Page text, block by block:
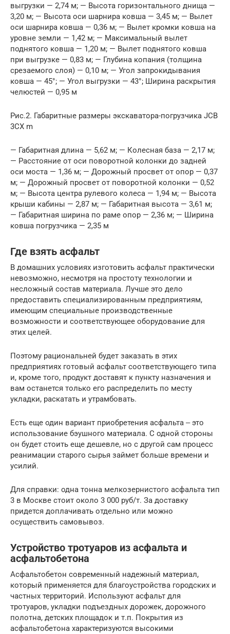
выгрузки — 2,74 м; — Высота горизонтального днища —
3,20 м; — Высота оси шарнира ковша — 3,45 м; — Вылет
оси шарнира ковша — 0,36 м; — Вылет кромки ковша на
уровне земли — 1,42 м; — Максимальный вылет
поднятого ковша — 1,20 м; — Вылет поднятого ковша
при выгрузке — 0,83 м; — Глубина копания (толщина
срезаемого слоя) — 0,10 м; — Угол запрокидывания
ковша — 45°; — Угол выгрузки — 43°; Ширина раскрытия
челюстей — 0,95 м
Рис.2. Габаритные размеры экскаватора-погрузчика JCB
3CX m
— Габаритная длина — 5,62 м; — Колесная база — 2,17 м;
— Расстояние от оси поворотной колонки до задней
оси моста — 1,36 м; — Дорожный просвет от опор — 0,37
м; — Дорожный просвет от поворотной колонки — 0,52
м; — Высота центра рулевого колеса — 1,94 м; — Высота
крыши кабины — 2,87 м; — Габаритная высота — 3,61 м;
— Габаритная ширина по раме опор — 2,36 м; — Ширина
ковша погрузчика — 2,35 м
Где взять асфальт
В домашних условиях изготовить асфальт практически
невозможно, несмотря на простоту технологии и
несложный состав материала. Лучше это дело
предоставить специализированным предприятиям,
имеющим специальные производственные
возможности и соответствующее оборудование для
этих целей.
Поэтому рациональней будет заказать в этих
предприятиях готовый асфальт соответствующего типа
и, кроме того, продукт доставят к пункту назначения и
вам останется только его распределить по месту
укладки, раскатать и утрамбовать.
Есть еще один вариант приобретения асфальта ‒ это
использование бэушного материала. С одной стороны
он будет стоить еще дешевле, но с другой сам процесс
реанимации старого сырья займет больше времени и
усилий.
Для справки: одна тонна мелкозернистого асфальта тип
3 в Москве стоит около 3 000 руб/т. За доставку
придется доплачивать отдельно или можно
осуществить самовывоз.
Устройство тротуаров из асфальта и
асфальтобетона
Асфальтобетон современный надежный материал,
который применяется для благоустройства городских и
частных территорий. Используют асфальт для
тротуаров, укладки подъездных дорожек, дорожного
полотна, детских площадок и т.п. Покрытия из
асфальтобетона характеризуются высокими